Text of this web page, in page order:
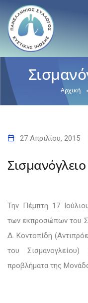
Αρχική
27 Απριλίου, 2015
Την Πέμπτη 17
των εκπροσώπων του
Δ. Κοντοπίδη
του
προβλήματα της